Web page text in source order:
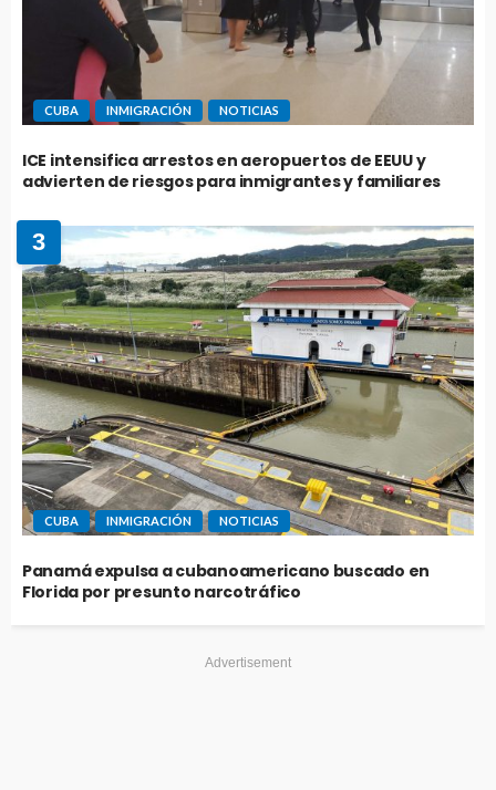
CUBA INMIGRACIÓN NOTICIAS
ICE intensifica arrestos en aeropuertos de EEUU y
advierten de riesgos para inmigrantes y familiares
3
CUBA INMIGRACIÓN NOTICIAS
Panamá expulsa a cubanoamericano buscado en
Florida por presunto narcotráfico
Advertisement